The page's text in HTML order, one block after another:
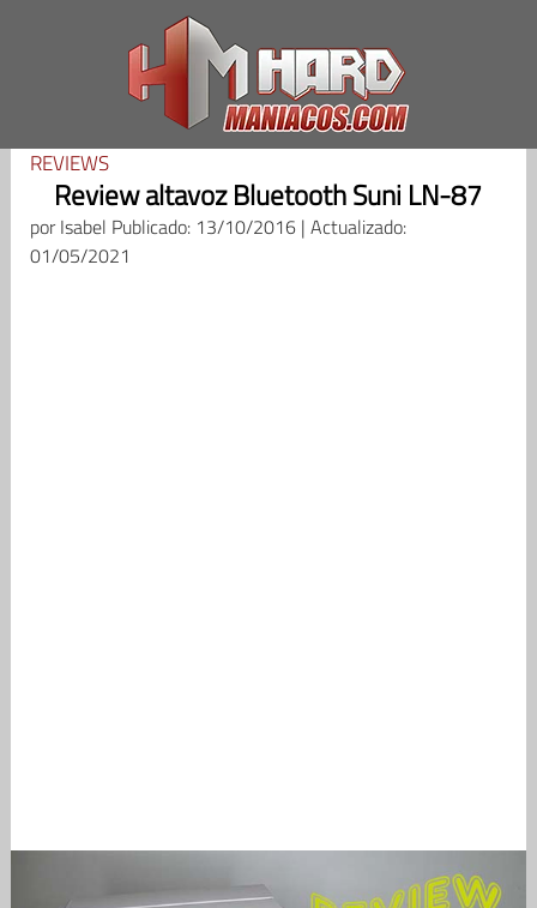
REVIEWS
Review altavoz Bluetooth Suni LN-87
porIsabel Publicado: 13/10/2016 | Actualizado:
01/05/2021